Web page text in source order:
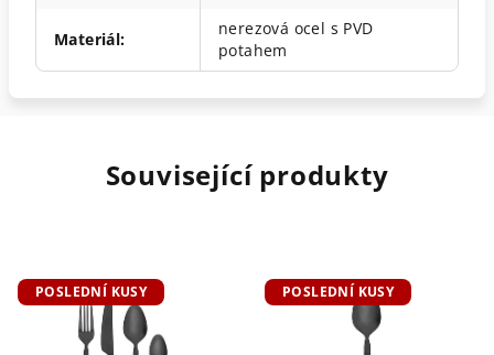
Materiál:
nerezová ocel s PVD
potahem
Související produkty
POSLEDNÍ KUSY POSLEDNÍ KUSY